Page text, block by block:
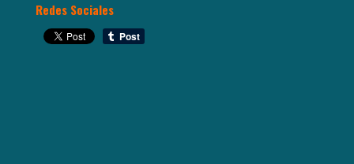
Redes Sociales